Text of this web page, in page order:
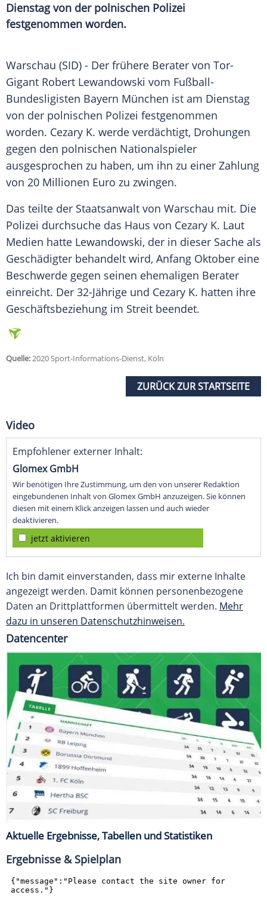
Dienstag von der polnischen Polizei
festgenommen worden.
Warschau (SID) - Der frühere Berater von Tor-
Gigant Robert Lewandowski vom Fußball-
Bundesligisten Bayern München ist am Dienstag
von der polnischen Polizei festgenommen
worden. Cezary K. werde verdächtigt, Drohungen
gegen den polnischen Nationalspieler
ausgesprochen zu haben, um ihn zu einer Zahlung
von 20 Millionen Euro zu zwingen.
Das teilte der Staatsanwalt von Warschau mit. Die
Polizei durchsuche das Haus von Cezary K. Laut
Medien hatte Lewandowski, der in dieser Sache als
Geschädigter behandelt wird, Anfang Oktober eine
Beschwerde gegen seinen ehemaligen Berater
einreicht. Der 32-Jährige und Cezary K. hatten ihre
Geschäftsbeziehung im Streit beendet.
Quelle:2020 Sport-Informations-Dienst, Köln
ZURÜCK ZUR STARTSEITE
Video
Empfohlener externer Inhalt:
Glomex GmbH
Wir benötigen Ihre Zustimmung, um den von unserer Redaktion
eingebundenen Inhalt von Glomex GmbH anzuzeigen. Sie können
diesen mit einem Klick anzeigen lassen und auch wieder
deaktivieren.
jetzt aktivieren
Ich bin damit einverstanden, dass mir externe Inhalte
angezeigt werden. Damit können personenbezogene
Daten an Drittplattformen übermittelt werden. Mehr
dazu in unseren Datenschutzhinweisen.
Datencenter
Aktuelle Ergebnisse, Tabellen und Statistiken
Ergebnisse & Spielplan